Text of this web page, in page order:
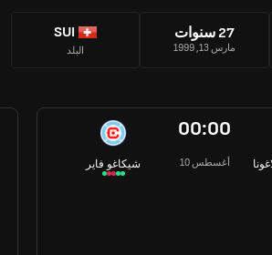
27 سنوات
مارس 13, 1999
SUI
البلد
شيكاغو فاير
00:00
10 أغسطس